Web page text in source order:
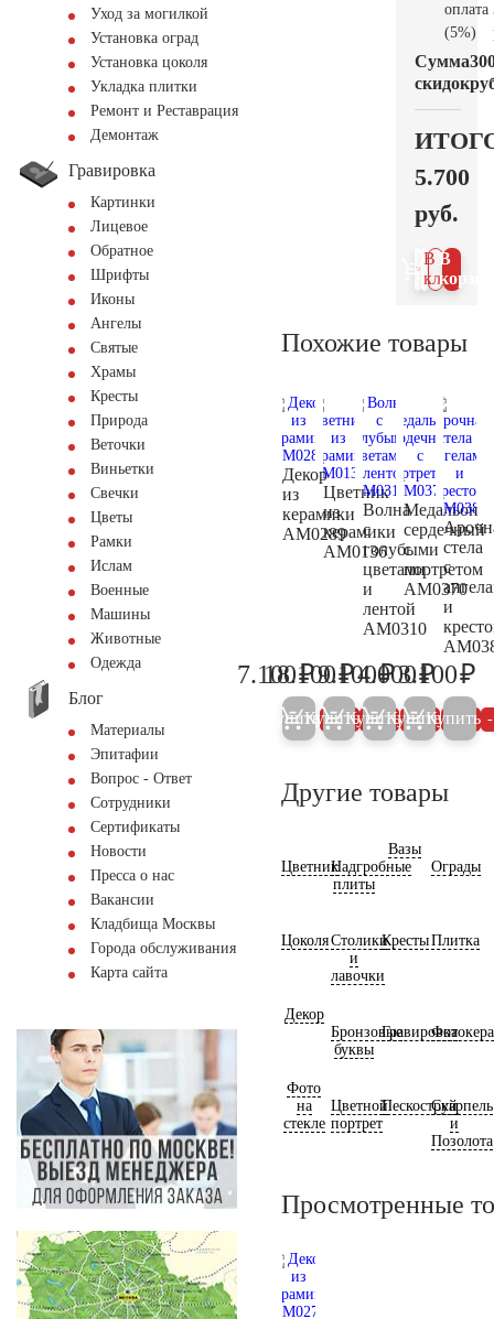
Уход за могилкой
Установка оград
Установка цоколя
Укладка плитки
Ремонт и Реставрация
Демонтаж
Гравировка
Картинки
Лицевое
Обратное
Шрифты
Иконы
Ангелы
Святые
Храмы
Кресты
Природа
Веточки
Виньетки
Свечки
Цветы
Рамки
Ислам
Военные
Машины
Животные
Одежда
Блог
Материалы
Эпитафии
Вопрос - Ответ
Сотрудники
Сертификаты
Новости
Пресса о нас
Вакансии
Кладбища Москвы
Города обслуживания
Карта сайта
оплата
(5%)
Сумма
скидок
5.700
руб.
В
В 1
клик
Похожие товары
Декор
из
керамики
AM0289
7.500
7.100₽
Купить 5%
Цветник
из
керамики
AM0136
19.000
18.100₽
Купить 5%
Волна
с
голубыми
цветами
и
лентой
AM0310
9.600
9.100₽
Купить 5%
Медальон
сердечный
с
портретом
AM0370
4.200
4.000₽
Купить 5%
стела
с
и
3.100₽
Купить
Другие товары
ЦветникНадгробные
плиты
Вазы
Ограды
ЦоколяСтолики
и
лавочки
КрестыПлитка
Декор
Бронзовые
буквы
Гравировка
Фото
на
стекле
Цветной
портрет
ПескоструйСкарпель
и
Позолота
Просмотренные